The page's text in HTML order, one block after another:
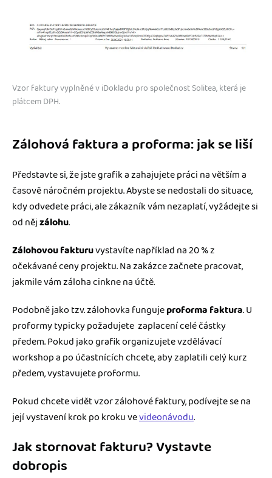
Vzor faktury vyplněné v iDokladu pro společnost Solitea, která je
plátcem DPH.
Zálohová faktura a proforma: jak se liší
Představte si, že jste grafik a zahajujete práci na větším a
časově náročném projektu. Abyste se nedostali do situace,
kdy odvedete práci, ale zákazník vám nezaplatí, vyžádejte si
od nějzálohu.
Zálohovou fakturuvystavíte například na 20 % z
očekávané ceny projektu. Na zakázce začnete pracovat,
jakmile vám záloha cinkne na účtě.
Podobně jako tzv. zálohovka fungujeproforma faktura. U
proformy typicky požadujete zaplacení celé částky
předem. Pokud jako grafik organizujete vzdělávací
workshop a po účastnících chcete, aby zaplatili celý kurz
předem, vystavujete proformu.
Pokud chcete vidět vzor zálohové faktury, podívejte se na
její vystavení krok po kroku vevideonávodu.
Jak stornovat fakturu? Vystavte
dobropis